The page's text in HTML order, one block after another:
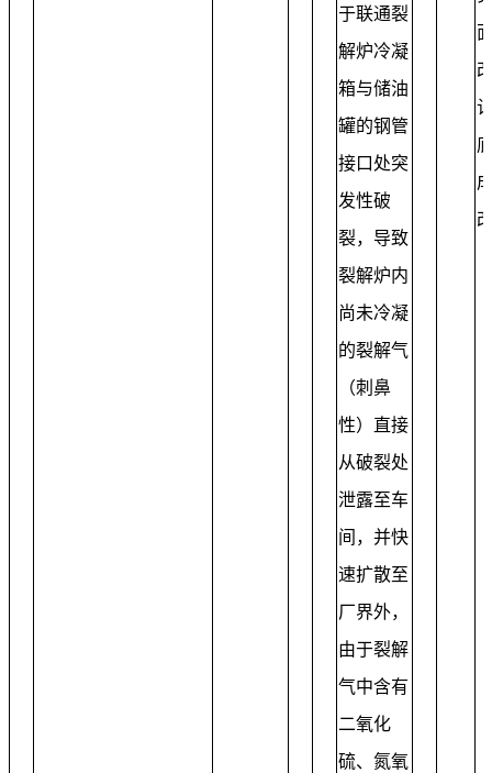
于联通裂
解炉冷凝
箱与储油
罐的钢管
接口处突
发性破
裂，导致
裂解炉内
尚未冷凝
的裂解气
（刺鼻
性）直接
从破裂处
泄露至车
间，并快
速扩散至
厂界外，
由于裂解
气中含有
二氧化
硫、氮氧